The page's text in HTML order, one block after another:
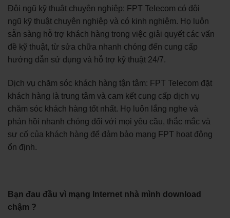
Đội ngũ kỹ thuật chuyên nghiệp: FPT Telecom có đội
ngũ kỹ thuật chuyên nghiệp và có kinh nghiệm. Họ luôn
sẵn sàng hỗ trợ khách hàng trong việc giải quyết các vấn
đề kỹ thuật, từ sửa chữa nhanh chóng đến cung cấp
hướng dẫn sử dụng và hỗ trợ kỹ thuật 24/7.
Dịch vụ chăm sóc khách hàng tận tâm: FPT Telecom đặt
khách hàng là trung tâm và cam kết cung cấp dịch vụ
chăm sóc khách hàng tốt nhất. Họ luôn lắng nghe và
phản hồi nhanh chóng đối với mọi yêu cầu, thắc mắc và
sự cố của khách hàng để đảm bảo mạng FPT hoạt động
ổn định.
Bạn đau đầu vì mạng Internet nhà mình download
chậm ?